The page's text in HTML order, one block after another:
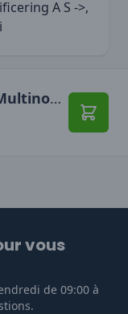
A S ->,
Blåkläder 3849 APC 2 Multinorm softshell bodywarmer
vous
de 09:00 à